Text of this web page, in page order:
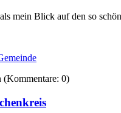
mein Blick auf den so
0)